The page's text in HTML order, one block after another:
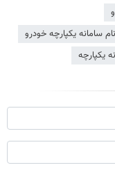
سامانه یکپارچه خودرو
یکپارچه